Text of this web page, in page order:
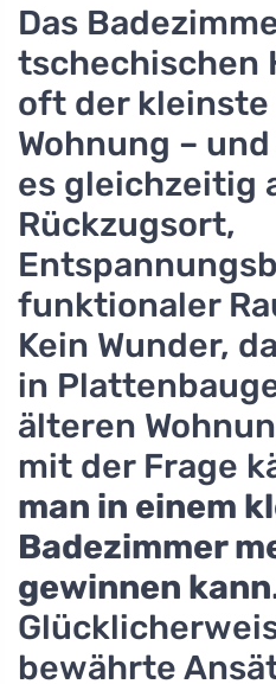
Das
tschechischen
oft der kleinste
Wohnung –
es gleichzeitig
Rückzugsort,
funktionaler
Kein Wunder,
in
älteren
mit der Frage
man in einem
Badezimmer
gewinnen kann
bewährte